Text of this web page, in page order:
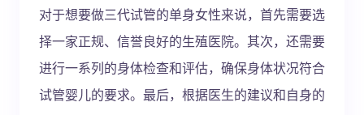
对于想要做三代试管的单身女性来说，首先需要选
择一家正规、信誉良好的生殖医院。其次，还需要
进行一系列的身体检查和评估，确保身体状况符合
试管婴儿的要求。最后，根据医生的建议和自身的